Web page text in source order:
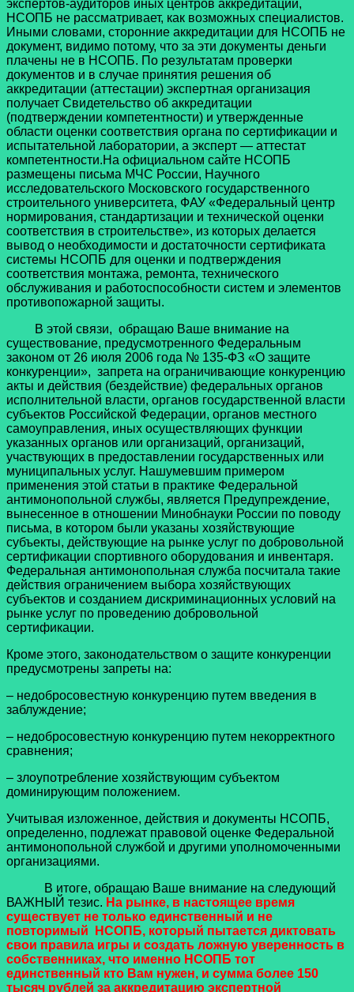
экспертов-аудиторов иных центров аккредитации,
НСОПБ не рассматривает, как возможных специалистов.
Иными словами, сторонние аккредитации для НСОПБ не
документ, видимо потому, что за эти документы деньги
плачены не в НСОПБ. По результатам проверки
документов и в случае принятия решения об
аккредитации (аттестации) экспертная организация
получает Свидетельство об аккредитации
(подтверждении компетентности) и утвержденные
области оценки соответствия органа по сертификации и
испытательной лаборатории, а эксперт — аттестат
компетентности.На официальном сайте НСОПБ
размещены письма МЧС России, Научного
исследовательского Московского государственного
строительного университета, ФАУ «Федеральный центр
нормирования, стандартизации и технической оценки
соответствия в строительстве», из которых делается
вывод о необходимости и достаточности сертификата
системы НСОПБ для оценки и подтверждения
соответствия монтажа, ремонта, технического
обслуживания и работоспособности систем и элементов
противопожарной защиты.
В этой связи, обращаю Ваше внимание на
существование, предусмотренного Федеральным
законом от 26 июля 2006 года № 135-ФЗ «О защите
конкуренции», запрета на ограничивающие конкуренцию
акты и действия (бездействие) федеральных органов
исполнительной власти, органов государственной власти
субъектов Российской Федерации, органов местного
самоуправления, иных осуществляющих функции
указанных органов или организаций, организаций,
участвующих в предоставлении государственных или
муниципальных услуг. Нашумевшим примером
применения этой статьи в практике Федеральной
антимонопольной службы, является Предупреждение,
вынесенное в отношении Минобнауки России по поводу
письма, в котором были указаны хозяйствующие
субъекты, действующие на рынке услуг по добровольной
сертификации спортивного оборудования и инвентаря.
Федеральная антимонопольная служба посчитала такие
действия ограничением выбора хозяйствующих
субъектов и созданием дискриминационных условий на
рынке услуг по проведению добровольной
сертификации.
Кроме этого, законодательством о защите конкуренции
предусмотрены запреты на:
– недобросовестную конкуренцию путем введения в
заблуждение;
– недобросовестную конкуренцию путем некорректного
сравнения;
– злоупотребление хозяйствующим субъектом
доминирующим положением.
Учитывая изложенное, действия и документы НСОПБ,
определенно, подлежат правовой оценке Федеральной
антимонопольной службой и другими уполномоченными
организациями.
В итоге, обращаю Ваше внимание на следующий
ВАЖНЫЙ тезис. На рынке, в настоящее время
существует не только единственный и не
повторимый НСОПБ, который пытается диктовать
свои правила игры и создать ложную уверенность в
собственниках, что именно НСОПБ тот
единственный кто Вам нужен, и сумма более 150
тысяч рублей за аккредитацию экспертной